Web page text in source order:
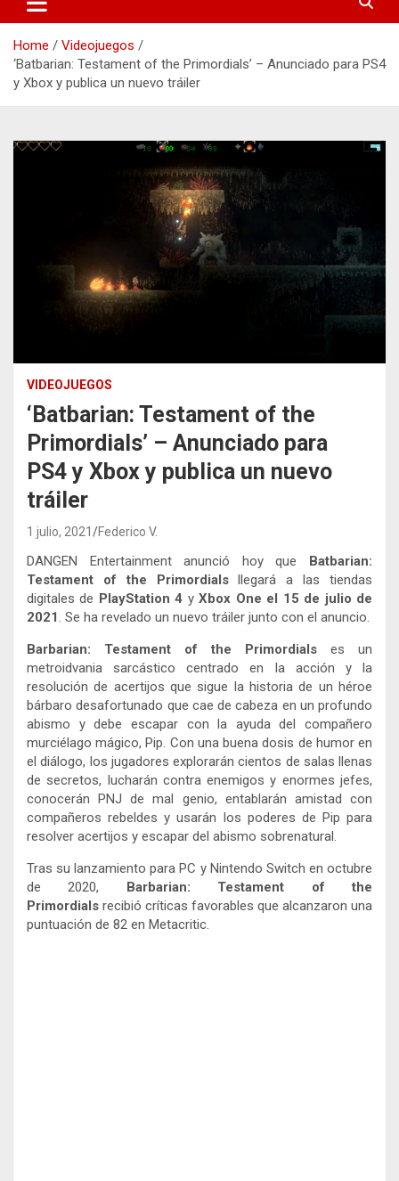
Home
Videojuegos
‘Batbarian: Testament of the Primordials’ – Anunciado para PS4
y Xbox y publica un nuevo tráiler
VIDEOJUEGOS
‘Batbarian: Testament of the
Primordials’ – Anunciado para
PS4 y Xbox y publica un nuevo
tráiler
1 julio, 2021 Federico V.
DANGEN Entertainment anunció hoy que
Batbarian:
Testament of the Primordialsllegará a las tiendas
digitales de PlayStation 4 yXbox One el 15 de julio de
2021. Se ha revelado un nuevo tráiler junto con el anuncio.
Barbarian: Testament of the Primordials es un
metroidvania sarcástico centrado en la acción y la
resolución de acertijos que sigue la historia de un héroe
bárbaro desafortunado que cae de cabeza en un profundo
abismo y debe escapar con la ayuda del compañero
murciélago mágico, Pip. Con una buena dosis de humor en
el diálogo, los jugadores explorarán cientos de salas llenas
de secretos, lucharán contra enemigos y enormes jefes,
conocerán PNJ de mal genio, entablarán amistad con
compañeros rebeldes y usarán los poderes de Pip para
resolver acertijos y escapar del abismo sobrenatural.
Tras su lanzamiento para PC y Nintendo Switch en octubre
de 2020,
Barbarian: Testament of the
Primordials recibió críticas favorables que alcanzaron una
puntuación de 82 en Metacritic.